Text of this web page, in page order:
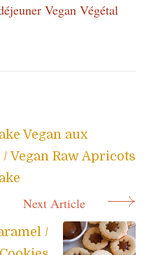
Vegan Végétal
Vegan aux
Vegan Raw Apricots
Next Article
/